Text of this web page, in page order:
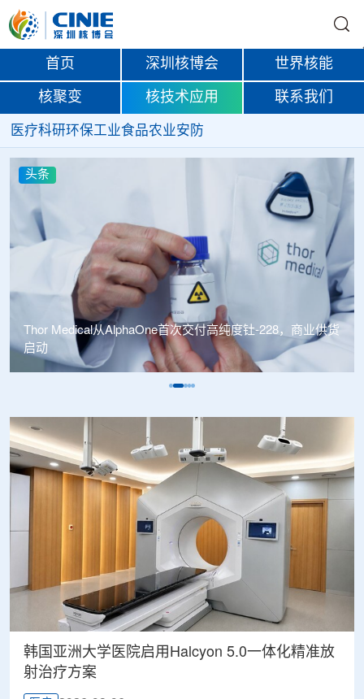
首页 深圳核博会 世界核能
核聚变 核技术应用 联系我们
医疗科研环保工业食品农业安防
头条
中广核达胜携手浙江嘉广束 打造国内首套全自主电子束固
化卷钢涂装产业链
韩国亚洲大学医院启用Halcyon 5.0一体化精准放
射治疗方案